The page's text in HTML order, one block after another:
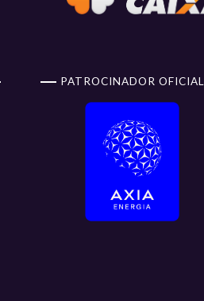
PATROCINADOR OFICIAL